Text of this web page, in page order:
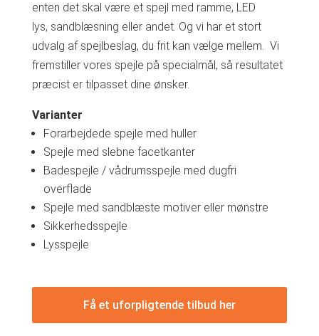
enten det skal være et spejl med ramme, LED
lys, sandblæsning eller andet. Og vi har et stort
udvalg af spejlbeslag, du frit kan vælge mellem. Vi
fremstiller vores spejle på specialmål, så resultatet
præcist er tilpasset dine ønsker.
Varianter
Forarbejdede spejle med huller
Spejle med slebne facetkanter
Badespejle / vådrumsspejle med dugfri
overflade
Spejle med sandblæste motiver eller mønstre
Sikkerhedsspejle
Lysspejle
Få et uforpligtende tilbud her